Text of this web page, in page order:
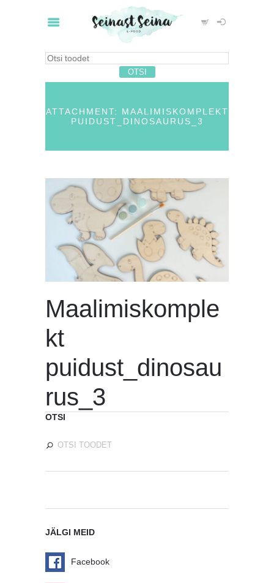
ATTACHMENT: MAALIMISKOMPLEKT
PUIDUST_DINOSAURUS_3
Maalimiskomple
kt
puidust_dinosau
rus_3
OTSI
JÄLGI MEID
Facebook